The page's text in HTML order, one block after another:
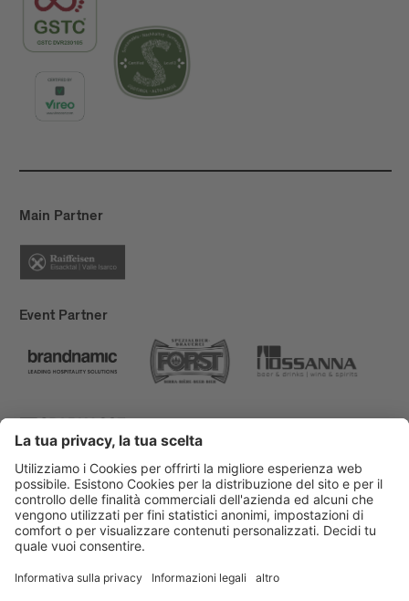
Main Partner
Event Partner
Bressanone Turismo
Privacy
Note legali
Finanziamenti
Mappa del sito
Cookie-Einstellungen